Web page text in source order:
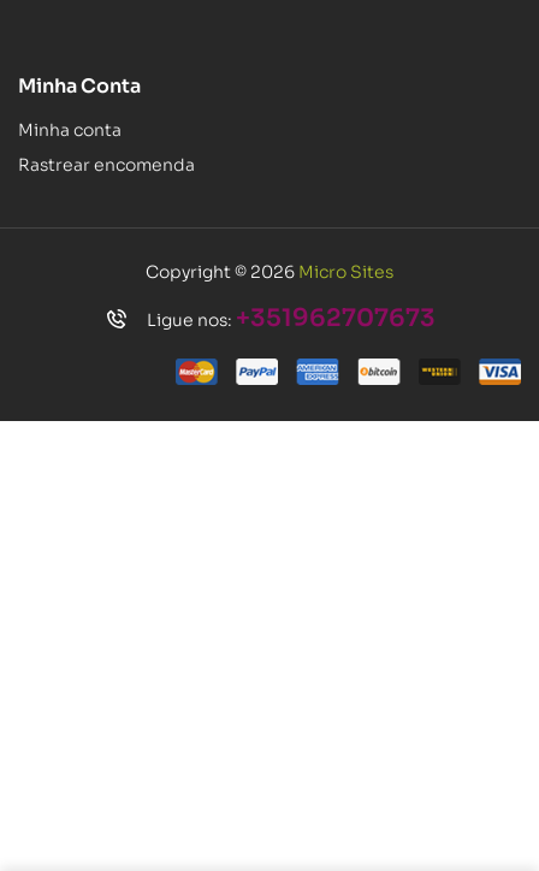
Minha Conta
Minha conta
Rastrear encomenda
Copyright © 2026 Micro Sites
Ligue nos: +351962707673